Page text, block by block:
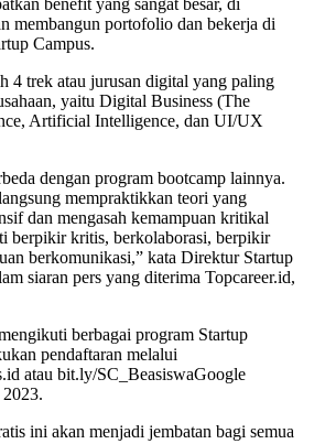
benefit yang sangat besar, di
membangun portofolio dan bekerja di
Campus.
4 trek atau jurusan digital yang paling
yaitu Digital Business (The
Artificial Intelligence, dan UI/UX
dengan program bootcamp lainnya.
mempraktikkan teori yang
dan mengasah kemampuan kritikal
berpikir kritis, berkolaborasi, berpikir
berkomunikasi,” kata Direktur Startup
siaran pers yang diterima Topcareer.id,
berbagai program Startup
pendaftaran melalui
atau bit.ly/SC_BeasiswaGoogle
ini akan menjadi jembatan bagi semua